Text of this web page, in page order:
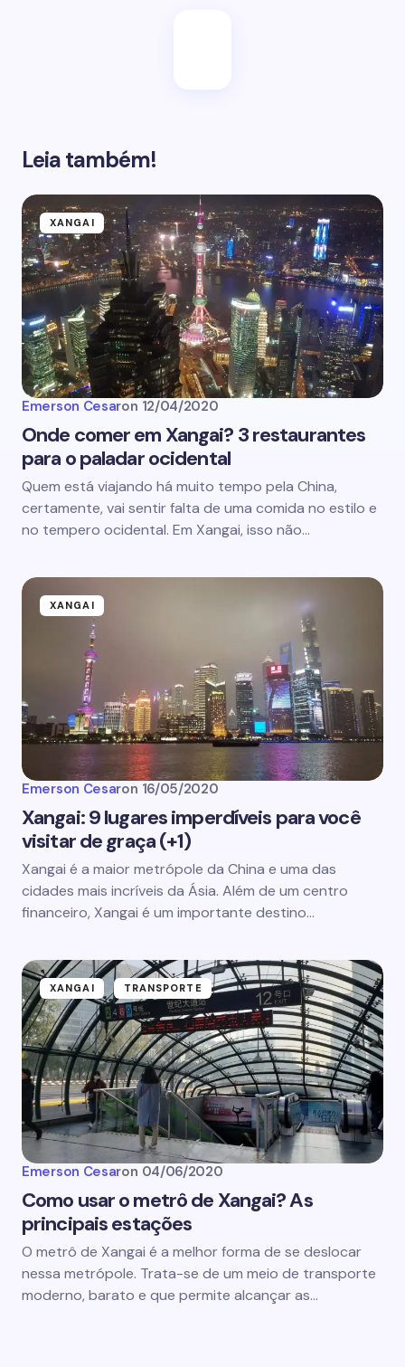
Leia também!
XANGAI
Emerson Cesaron 12/04/2020
Onde comer em Xangai? 3 restaurantes
para o paladar ocidental
Quem está viajando há muito tempo pela China,
certamente, vai sentir falta de uma comida no estilo e
no tempero ocidental. Em Xangai, isso não…
XANGAI
Emerson Cesaron 16/05/2020
Xangai: 9 lugares imperdíveis para você
visitar de graça (+1)
Xangai é a maior metrópole da China e uma das
cidades mais incríveis da Ásia. Além de um centro
financeiro, Xangai é um importante destino…
XANGAI TRANSPORTE
Emerson Cesaron 04/06/2020
Como usar o metrô de Xangai? As
principais estações
O metrô de Xangai é a melhor forma de se deslocar
nessa metrópole. Trata-se de um meio de transporte
moderno, barato e que permite alcançar as…